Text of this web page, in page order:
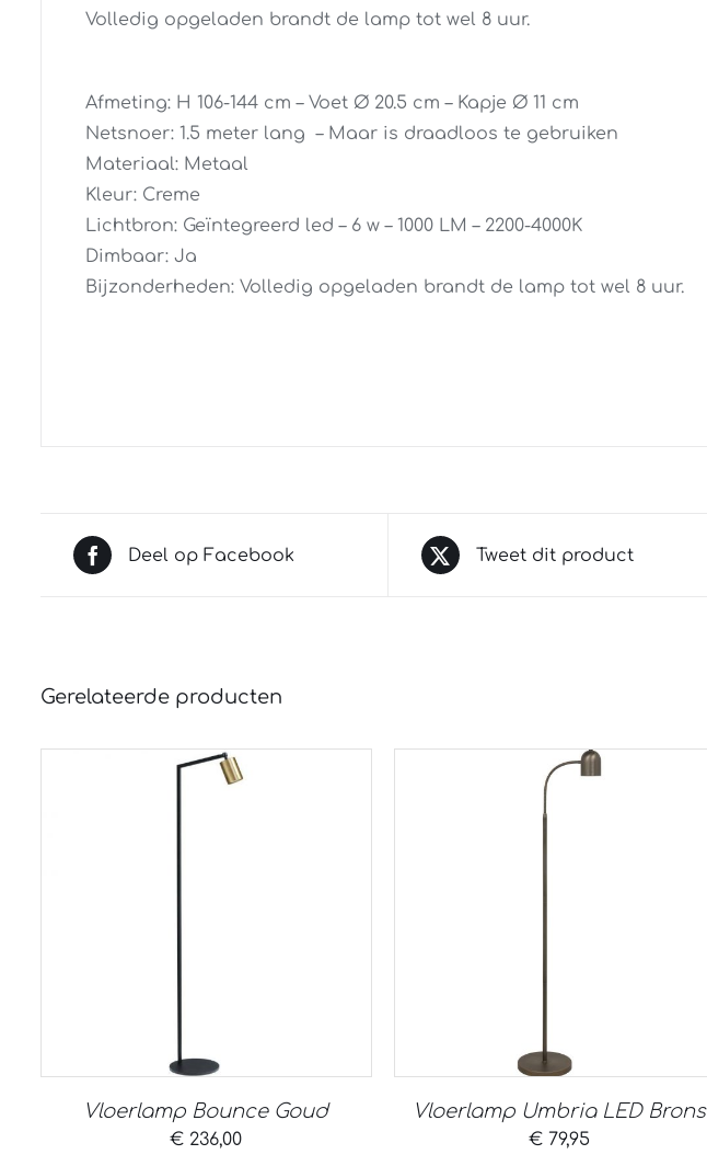
Volledig opgeladen brandt de lamp tot wel 8 uur.
Afmeting: H 106-144 cm – Voet Ø 20.5 cm – Kapje Ø 11 cm
Netsnoer: 1.5 meter lang – Maar is draadloos te gebruiken
Materiaal: Metaal
Kleur: Creme
Lichtbron: Geïntegreerd led – 6 w – 1000 LM – 2200-4000K
Dimbaar: Ja
Bijzonderheden: Volledig opgeladen brandt de lamp tot wel 8 uur.
Deel op Facebook Tweet dit product
Gerelateerde producten
Vloerlamp Bounce Goud
€ 236,00
Vloerlamp Umbria LED Brons
€79,95